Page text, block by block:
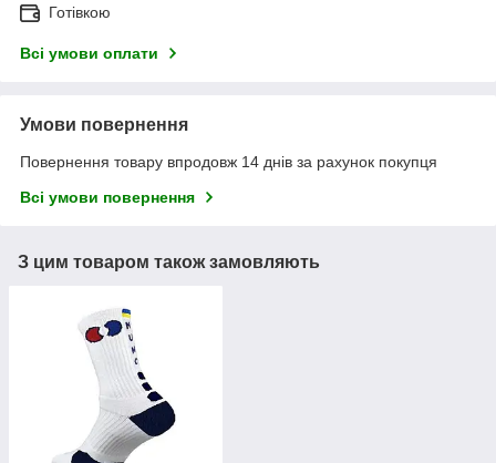
Готівкою
Всі умови оплати
Умови повернення
Повернення товару впродовж 14 днів за рахунок покупця
Всі умови повернення
З цим товаром також замовляють